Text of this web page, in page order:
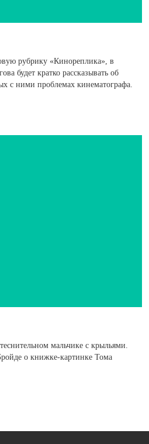
рубрику «Кинореплика», в
будет кратко рассказывать об
с ними проблемах кинематографа.
мальчике с крыльями.
о книжке-картинке Тома